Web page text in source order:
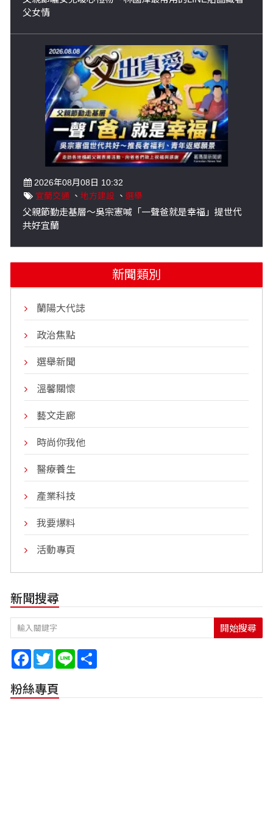
父女情
2026年08月08日 10:32
宜蘭交通 、 地方建設 、 選舉
父親節勤走基層～吳宗憲喊「一聲爸就是幸福」提世代
共好宜蘭
新聞類別
蘭陽大代誌
政治焦點
選舉新聞
溫馨關懷
藝文走廊
時尚你我他
醫療養生
產業科技
我要爆料
活動專頁
新聞搜尋
開始搜尋
Facebook
TwitterLine
粉絲專頁